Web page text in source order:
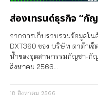
ส่องเทรนด์ธุรกิจ “กั
จากการเก็บรวบรวมข้อมูลใน
DXT360 ของ บริษัท ดาต้าเ
น้ำของอุตสาหกรรมกัญชา-กั
สิงหาคม 2566…
18 สิงหาคม 2566